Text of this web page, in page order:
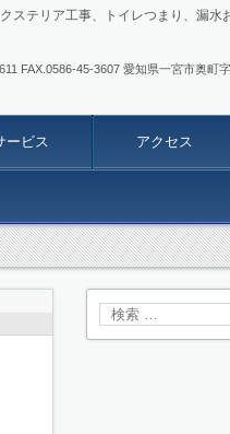
ステリア工事、トイレつまり、漏水
FAX.0586-45-3607 愛知県一宮市奥町
ービス アクセス